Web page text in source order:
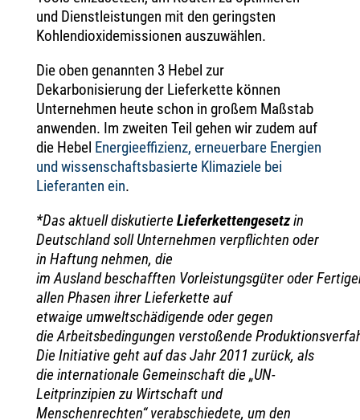
und Dienstleistungen mit den geringsten
Kohlendioxidemissionen auszuwählen.
Die oben genannten 3 Hebel zur
Dekarbonisierung der Lieferkette können
Unternehmen heute schon in großem Maßstab
anwenden. Im zweiten Teil gehen wir zudem auf
die Hebel Energieeffizienz, erneuerbare Energien
und wissenschaftsbasierte Klimaziele bei
Lieferanten ein.
*Das aktuell diskutierte Lieferkettengesetzin
Deutschland soll Unternehmen verpflichten oder
in Haftung nehmen, die
im Ausland beschafften Vorleistungsgüter oder
allen Phasen ihrer Lieferkette auf
etwaige umweltschädigende oder gegen
die Arbeitsbedingungen verstoßende
Die Initiative geht auf das Jahr 2011 zurück, als
die internationale Gemeinschaft die „UN-
Leitprinzipien zu Wirtschaft und
Menschenrechten“ verabschiedete, um den